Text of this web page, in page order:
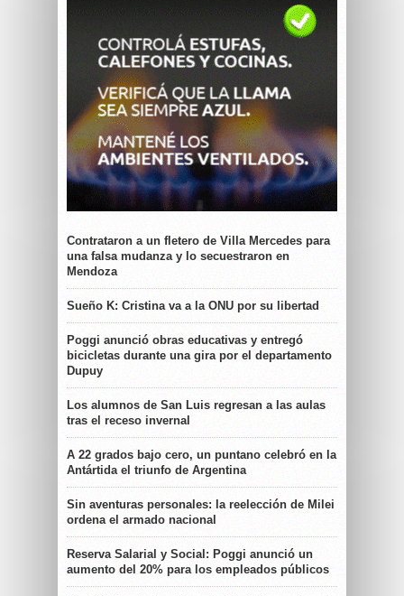
Contrataron a un fletero de Villa Mercedes para
una falsa mudanza y lo secuestraron en
Mendoza
Sueño K: Cristina va a la ONU por su libertad
Poggi anunció obras educativas y entregó
bicicletas durante una gira por el departamento
Dupuy
Los alumnos de San Luis regresan a las aulas
tras el receso invernal
A 22 grados bajo cero, un puntano celebró en la
Antártida el triunfo de Argentina
Sin aventuras personales: la reelección de Milei
ordena el armado nacional
Reserva Salarial y Social: Poggi anunció un
aumento del 20% para los empleados públicos